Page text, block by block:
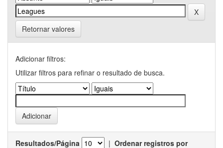
Retornar valores
Adicionar filtros:
Utilizar filtros para refinar o resultado de busca.
Resultados/Página | Ordenar registros por